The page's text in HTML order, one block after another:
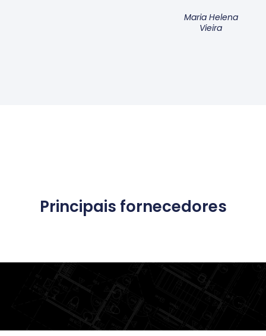
Maria Helena
Vieira
Principais fornecedores